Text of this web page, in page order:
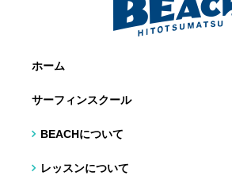
ホーム
サーフィンスクール
BEACHについて
レッスンについて